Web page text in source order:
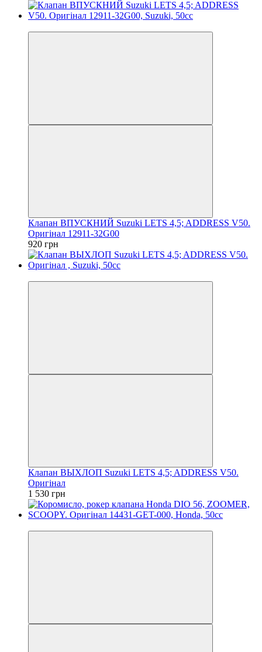
Клапан ВПУСКНИЙ Suzuki LETS 4,5; ADDRESS V50.
Оригінал 12911-32G00
920 грн
Клапан ВЫХЛОП Suzuki LETS 4,5; ADDRESS V50.
Оригінал
1 530 грн